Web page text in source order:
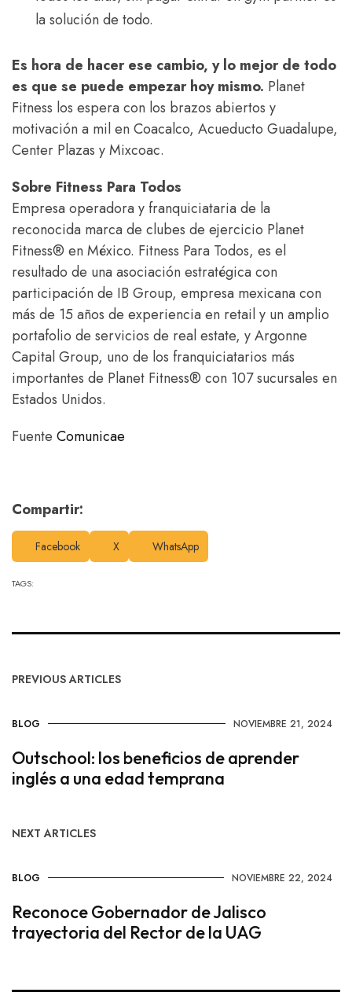
la solución de todo.
Es hora de hacer ese cambio, y lo mejor de todo
es que se puede empezar hoy mismo. Planet
Fitness los espera con los brazos abiertos y
motivación a mil en Coacalco, Acueducto Guadalupe,
Center Plazas y Mixcoac.
Sobre Fitness Para Todos
Empresa operadora y franquiciataria de la
reconocida marca de clubes de ejercicio Planet
Fitness® en México. Fitness Para Todos, es el
resultado de una asociación estratégica con
participación de IB Group, empresa mexicana con
más de 15 años de experiencia en retail y un amplio
portafolio de servicios de real estate, y Argonne
Capital Group, uno de los franquiciatarios más
importantes de Planet Fitness® con 107 sucursales en
Estados Unidos.
Fuente Comunicae
Compartir:
Facebook X WhatsApp
TAGS:
PREVIOUS ARTICLES
BLOG NOVIEMBRE 21, 2024
Outschool: los beneficios de aprender
inglés a una edad temprana
NEXT ARTICLES
BLOG NOVIEMBRE 22, 2024
Reconoce Gobernador de Jalisco
trayectoria del Rector de la UAG